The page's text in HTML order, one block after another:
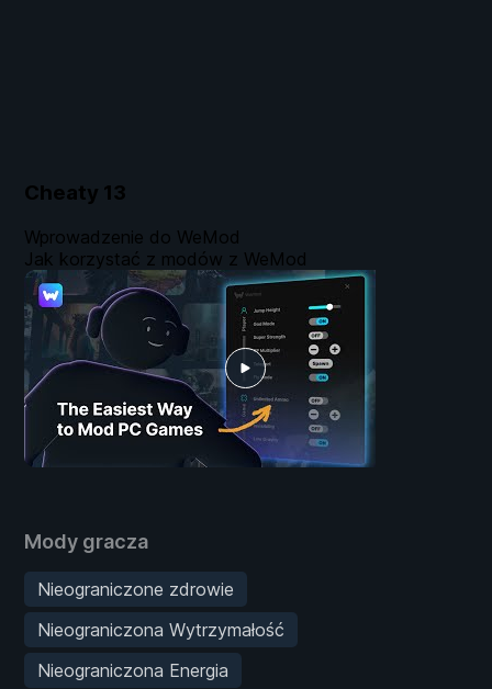
Cheaty 13
Mody gracza
Nieograniczone zdrowie
Nieograniczona Wytrzymałość
Nieograniczona Energia
Wprowadzenie do WeMod
Jak korzystać z modów z WeMod